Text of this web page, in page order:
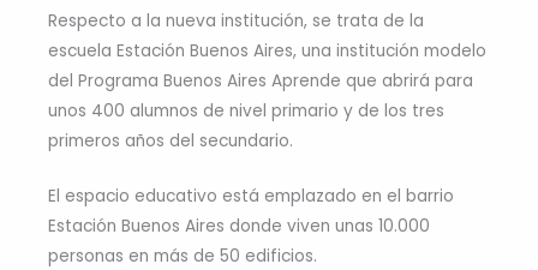
Respecto a la nueva institución, se trata de la
escuela Estación Buenos Aires, una institución modelo
del Programa Buenos Aires Aprende que abrirá para
unos 400 alumnos de nivel primario y de los tres
primeros años del secundario.
El espacio educativo está emplazado en el barrio
Estación Buenos Aires donde viven unas 10.000
personas en más de 50 edificios.